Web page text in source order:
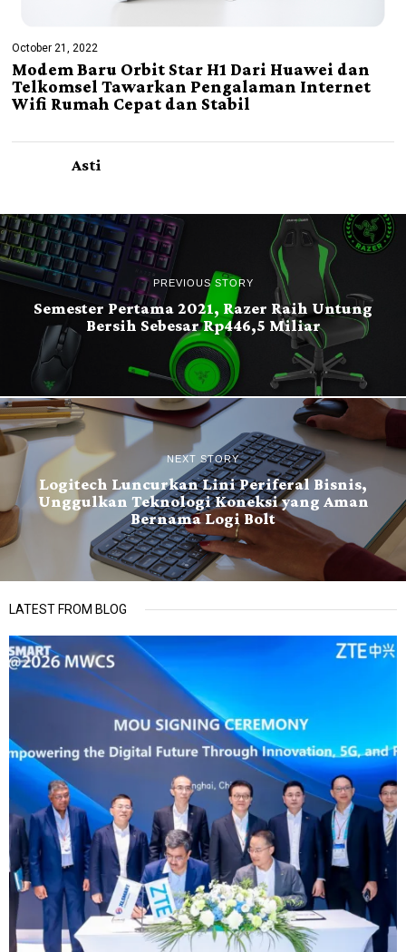
October 21, 2022
Modem Baru Orbit Star H1 Dari Huawei dan
Telkomsel Tawarkan Pengalaman Internet
Wifi Rumah Cepat dan Stabil
Asti
PREVIOUS STORY
Semester Pertama 2021, Razer Raih Untung
Bersih Sebesar Rp446,5 Miliar
NEXT STORY
Logitech Luncurkan Lini Periferal Bisnis,
Unggulkan Teknologi Koneksi yang Aman
Bernama Logi Bolt
LATEST FROM BLOG